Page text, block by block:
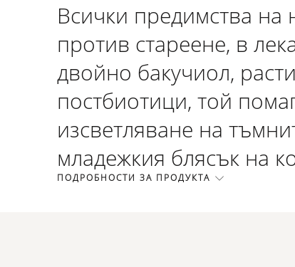
Всички предимства
против стареене, в
двойно бакучиол,
постбиотици, той
изсветляване на
младежкия блясък на
ПОДРОБНОСТИ ЗА ПРОДУКТА